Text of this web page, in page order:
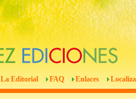
La Editorial FAQ Enlaces